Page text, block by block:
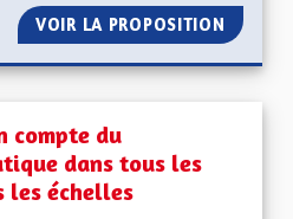
VOIR LA PROPOSITION UNE
compte du
dans tous les
les échelles